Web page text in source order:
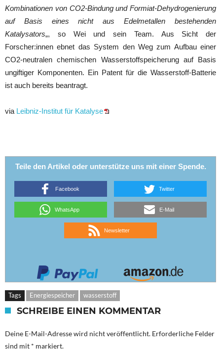
Kombinationen von CO2-Bindung und Formiat-Dehydrogenierung
auf Basis eines nicht aus Edelmetallen bestehenden
Katalysators„, so Wei und sein Team. Aus Sicht der
Forscher:innen ebnet das System den Weg zum Aufbau einer
CO2-neutralen chemischen Wasserstoffspeicherung auf Basis
ungiftiger Komponenten. Ein Patent für die Wasserstoff-Batterie
ist auch bereits beantragt.
via Leibniz-Institut für Katalyse
Teile den Artikel oder unterstütze uns mit einer Spende.
Facebook Twitter
WhatsApp E-Mail
Newsletter
Tags Energiespeicher wasserstoff
SCHREIBE EINEN KOMMENTAR
Deine E-Mail-Adresse wird nicht veröffentlicht. Erforderliche Felder
sind mit * markiert.